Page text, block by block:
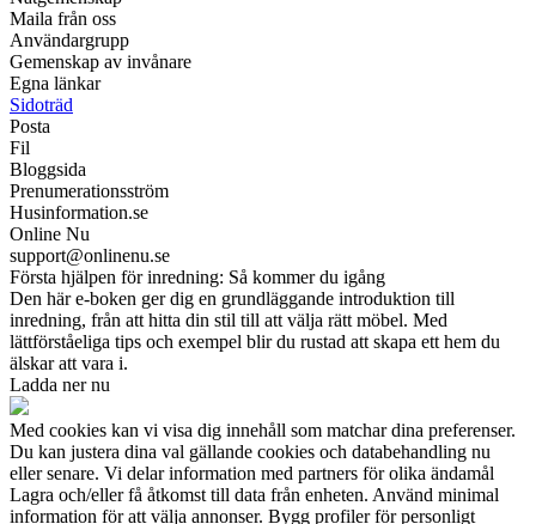
Maila från oss
Användargrupp
Gemenskap av invånare
Egna länkar
Sidoträd
Posta
Fil
Bloggsida
Prenumerationsström
Husinformation.se
Online Nu
support@onlinenu.se
Första hjälpen för inredning: Så kommer du igång
Den här e-boken ger dig en grundläggande introduktion till
inredning, från att hitta din stil till att välja rätt möbel. Med
lättförståeliga tips och exempel blir du rustad att skapa ett hem du
älskar att vara i.
Ladda ner nu
Med cookies kan vi visa dig innehåll som matchar dina preferenser.
Du kan justera dina val gällande cookies och databehandling nu
eller senare. Vi delar information med partners för olika ändamål
Lagra och/eller få åtkomst till data från enheten. Använd minimal
information för att välja annonser. Bygg profiler för personligt